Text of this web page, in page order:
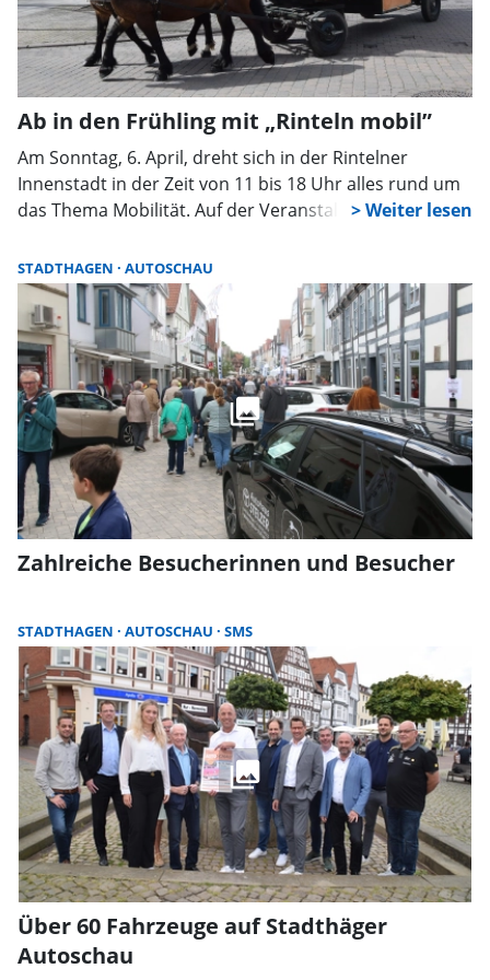
Ab in den Frühling mit „Rinteln mobil”
Am Sonntag, 6. April, dreht sich in der Rintelner
Innenstadt in der Zeit von 11 bis 18 Uhr alles rund um
das Thema Mobilität. Auf der Veranstaltung „Rinteln
und Vierradhändlern und die dazugehörenden
Informations- und Zubehörstände. Eine große Rolle
wird hierbei die E-Mobilität und Nachhaltigkeit spielen.
Einige Oldtimer und historische Fahrzeuge werden
zudem in der Fußgängerzone zu bewundern sein. Auf
dem Kollegienplatz werden das THW und die
Arbeitsgemeinschaft Hochwasserschutz an ihren
Informationsständen von ihrer Arbeit berichten,
Aktionen anbieten und entsprechende Fahrzeuge
präsentieren.
STADTHAGEN AUTOSCHAU
Zahlreiche Besucherinnen und Besucher
STADTHAGEN AUTOSCHAU SMS
Über 60 Fahrzeuge auf Stadthäger
Autoschau